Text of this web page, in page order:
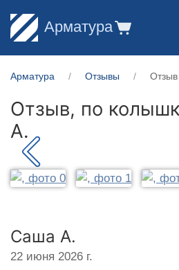
Арматура
Арматура Отзывы
Отзыв, по
А.
Саша А.
22 июня 2026 г.